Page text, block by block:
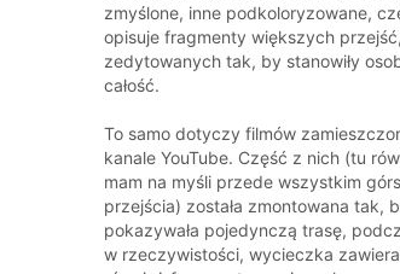
zmyślone, inne podkoloryzowane,
opisuje fragmenty większych przejść,
zedytowanych tak, by stanowiły
całość.
To samo dotyczy filmów
kanale YouTube. Część z nich (tu
mam na myśli przede wszystkim
przejścia) została zmontowana tak,
pokazywała pojedynczą trasę,
w rzeczywistości, wycieczka